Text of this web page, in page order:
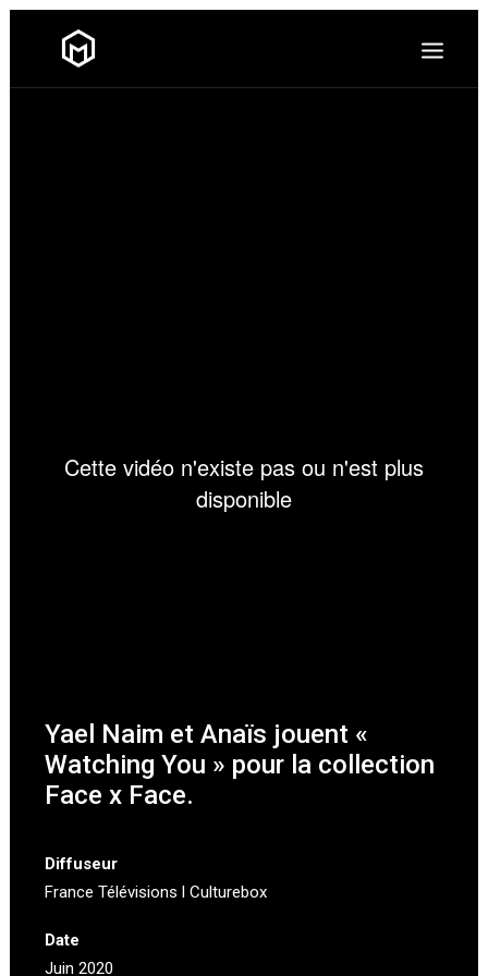
Yael Naim et Anaïs jouent «
Watching You » pour la collection
Face x Face.
Diffuseur
France Télévisions l Culturebox
Date
Juin 2020